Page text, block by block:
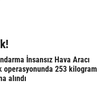
İnsansız Hava Aracı
253 kilogram
alındı